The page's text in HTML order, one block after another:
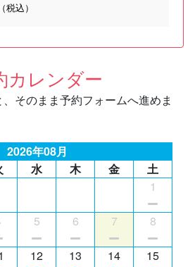
込）
カレンダー
そのまま予約フォームへ進めま
2026年08月
水 木 金
土
1
5 6 7 8
12 13 14 15